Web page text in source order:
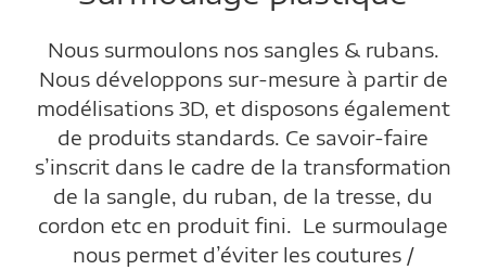
Nous surmoulons nos sangles & rubans.
Nous développons sur-mesure à partir de
modélisations 3D, et disposons également
de produits standards. Ce savoir-faire
s’inscrit dans le cadre de la transformation
de la sangle, du ruban, de la tresse, du
cordon etc en produit fini. Le surmoulage
nous permet d’éviter les coutures /